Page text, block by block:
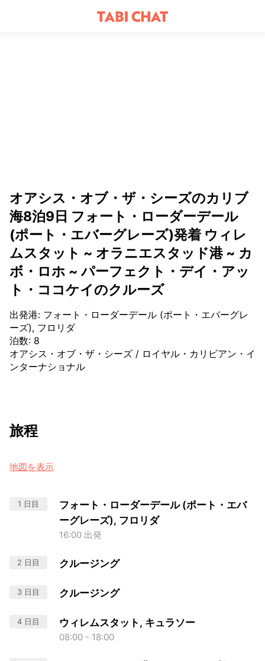
オアシス・オブ・ザ・シーズのカリブ
海8泊9日 フォート・ローダーデール
(ポート・エバーグレーズ)発着 ウィレ
ムスタット ~ オラニエスタッド港 ~ カ
ボ・ロホ ~ パーフェクト・デイ・アッ
ト・ココケイのクルーズ
出発港: フォート・ローダーデール (ポート・エバーグレ
ーズ), フロリダ
泊数: 8
オアシス・オブ・ザ・シーズ / ロイヤル・カリビアン・イ
ンターナショナル
旅程
地図を表示
1 日目
フォート・ローダーデール (ポート・エバ
ーグレーズ), フロリダ
16:00 出発
2 日目 クルージング
3 日目 クルージング
4 日目 ウィレムスタット, キュラソー
08:00 - 18:00